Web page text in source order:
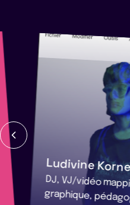
Ludivine
DJ, VJ/vidéo
graphique,